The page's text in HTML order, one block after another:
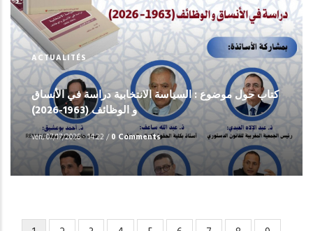
ACTUALITÉS
كتاب حول موضوع : السياسة الانتخابية دراسة في الأنساق
و الوظائف (1963-2026)
ven, 07/17/2026 - 14:22 /0 Comments